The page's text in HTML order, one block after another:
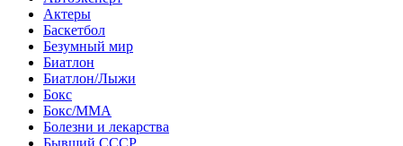
Актеры
Баскетбол
Безумный мир
Биатлон
Биатлон/Лыжи
Бокс
Бокс/MMA
Болезни и лекарства